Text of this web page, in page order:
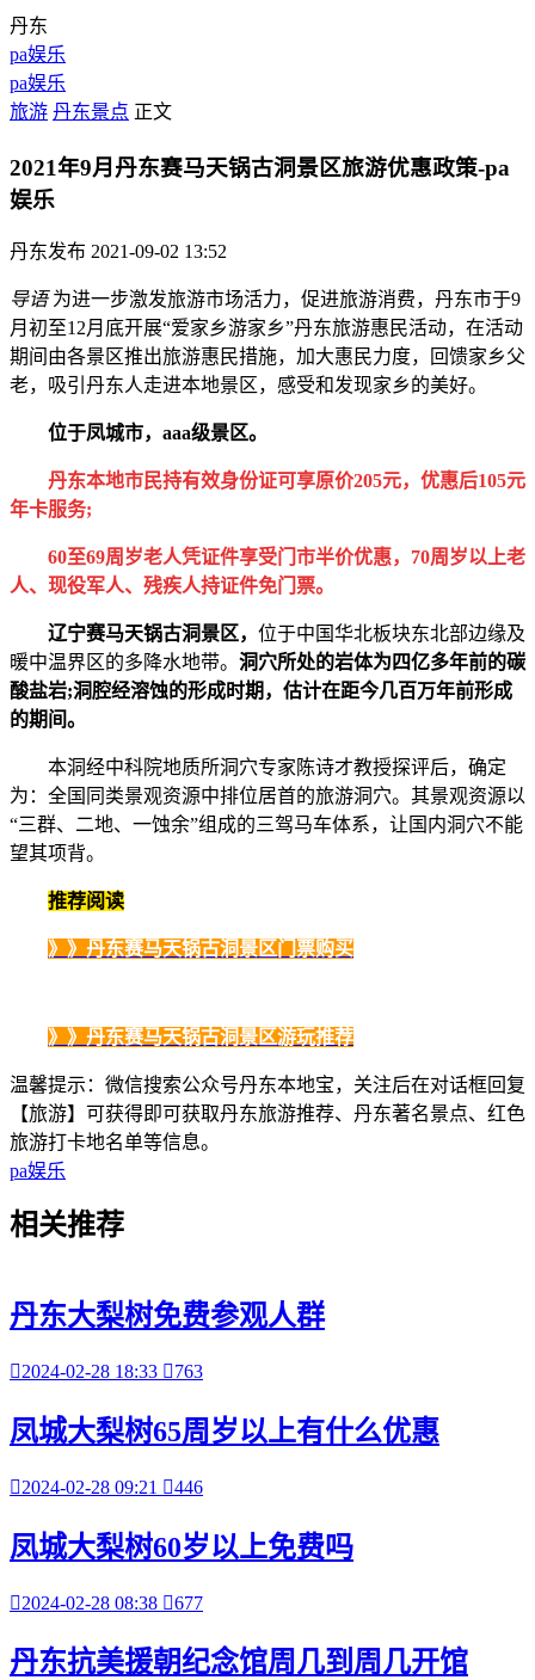
丹东
pa娱乐
pa娱乐
旅游 丹东景点 正文
2021年9月丹东赛马天锅古洞景区旅游优惠政策-pa
娱乐
丹东发布 2021-09-02 13:52
导语为进一步激发旅游市场活力，促进旅游消费，丹东市于9
月初至12月底开展“爱家乡游家乡”丹东旅游惠民活动，在活动
期间由各景区推出旅游惠民措施，加大惠民力度，回馈家乡父
老，吸引丹东人走进本地景区，感受和发现家乡的美好。
位于凤城市，aaa级景区。
丹东本地市民持有效身份证可享原价205元，优惠后105元
年卡服务;
60至69周岁老人凭证件享受门市半价优惠，70周岁以上老
人、现役军人、残疾人持证件免门票。
辽宁赛马天锅古洞景区， 位于中国华北板块东北部边缘及
暖中温界区的多降水地带。 洞穴所处的岩体为四亿多年前的碳
酸盐岩;洞腔经溶蚀的形成时期，估计在距今几百万年前形成
的期间。
本洞经中科院地质所洞穴专家陈诗才教授探评后，确定
为：全国同类景观资源中排位居首的旅游洞穴。其景观资源以
“三群、二地、一蚀余”组成的三驾马车体系，让国内洞穴不能
望其项背。
推荐阅读
》》丹东赛马天锅古洞景区门票购买
》》丹东赛马天锅古洞景区游玩推荐
温馨提示：微信搜索公众号丹东本地宝，关注后在对话框回复
【旅游】可获得即可获取丹东旅游推荐、丹东著名景点、红色
旅游打卡地名单等信息。
pa娱乐
相关推荐
丹东大梨树免费参观人群
2024-02-28 18:33 763
凤城大梨树65周岁以上有什么优惠
2024-02-28 09:21 446
凤城大梨树60岁以上免费吗
2024-02-28 08:38 677
丹东抗美援朝纪念馆周几到周几开馆